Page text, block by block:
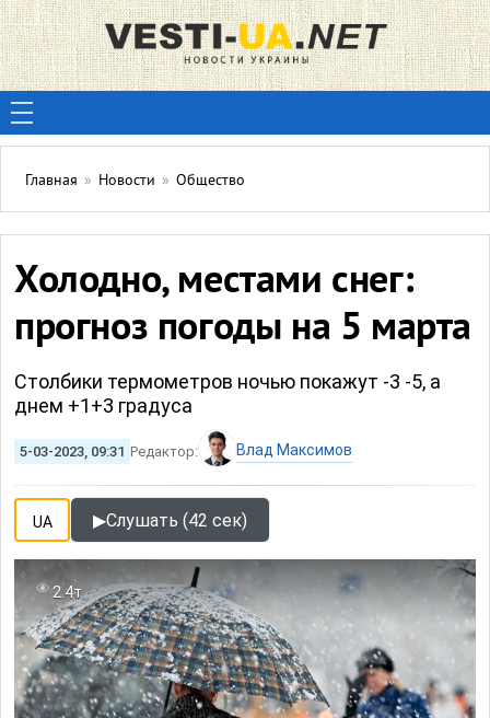
Главная » Новости » Общество
Холодно, местами снег:
прогноз погоды на 5 марта
Столбики термометров ночью покажут -3 -5, а
днем +1+3 градуса
5-03-2023, 09:31 Редактор: Влад Максимов
UA ▶Слушать (42 сек)
2.4т